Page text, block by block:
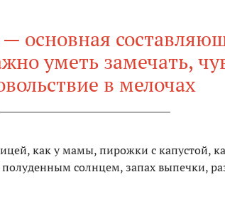
основная
уметь замечать,
в мелочах
как у мамы, пирожки с капустой,
солнцем, запах выпечки,